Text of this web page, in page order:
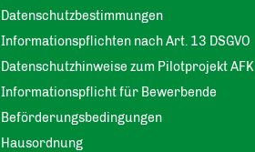
Datenschutzbestimmungen
Informationspflichten nach Art. 13 DSGVO
Datenschutzhinweise zum Pilotprojekt AFK
Informationspflicht für Bewerbende
Beförderungsbedingungen
Hausordnung